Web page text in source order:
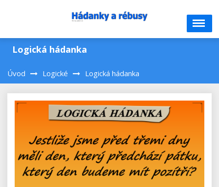
Logická hádanka
Úvod Logické Logická hádanka